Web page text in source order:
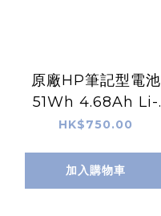
原廠HP筆記型電池
51Wh 4.68Ah Li-
ion, M73466-005
WP03XL)
HK$750.00
加入購物車